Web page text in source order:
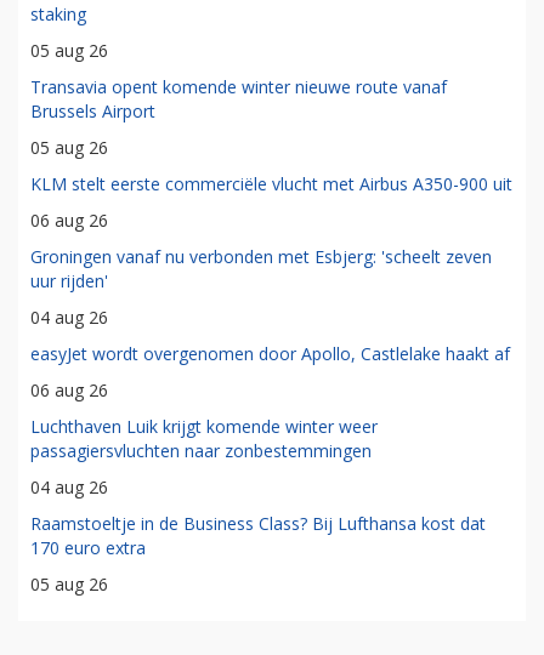
staking
05 aug 26
Transavia opent komende winter nieuwe route vanaf
Brussels Airport
05 aug 26
KLM stelt eerste commerciële vlucht met Airbus A350-900 uit
06 aug 26
Groningen vanaf nu verbonden met Esbjerg: 'scheelt zeven
uur rijden'
04 aug 26
easyJet wordt overgenomen door Apollo, Castlelake haakt af
06 aug 26
Luchthaven Luik krijgt komende winter weer
passagiersvluchten naar zonbestemmingen
04 aug 26
Raamstoeltje in de Business Class? Bij Lufthansa kost dat
170 euro extra
05 aug 26